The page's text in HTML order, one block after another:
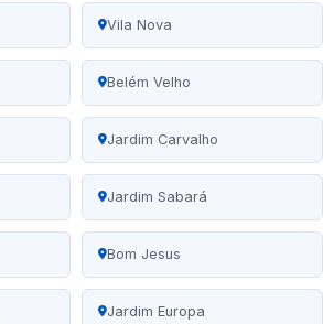
Vila Nova
Belém Velho
Jardim Carvalho
Jardim Sabará
Bom Jesus
Jardim Europa